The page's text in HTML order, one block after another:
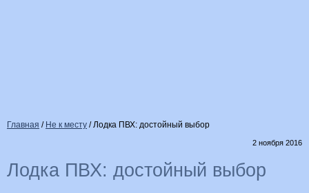
Главная / Не к месту /Лодка ПВХ: достойный выбор
2 ноября 2016
Лодка ПВХ: достойный выбор